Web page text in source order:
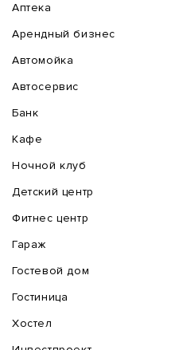
Аптека
Арендный бизнес
Автомойка
Автосервис
Банк
Кафе
Ночной клуб
Детский центр
Фитнес центр
Гараж
Гостевой дом
Гостиница
Хостел